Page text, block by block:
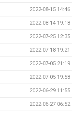
2022-08-15 14:46
2022-08-14 19:18
2022-07-25 12:35
2022-07-18 19:21
2022-07-05 21:19
2022-07-05 19:58
2022-06-29 11:55
2022-06-27 06:52